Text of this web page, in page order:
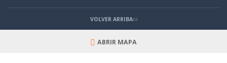
VOLVER ARRIBA
ABRIR MAPA